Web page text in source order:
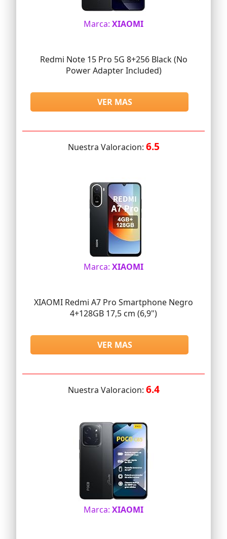
Marca: XIAOMI
Redmi Note 15 Pro 5G 8+256 Black (No
Power Adapter Included)
VER MAS
Nuestra Valoracion: 6.5
Marca: XIAOMI
XIAOMI Redmi A7 Pro Smartphone Negro
4+128GB 17,5 cm (6,9")
VER MAS
Nuestra Valoracion: 6.4
Marca: XIAOMI